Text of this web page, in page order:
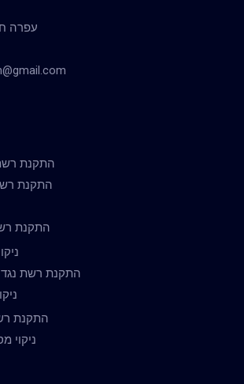
עפרה חזה 13, קרית
התקנת רשת
התקנת רשת
התקנת רשת
התקנת רשת נגד
התקנת רשת
ניקוי